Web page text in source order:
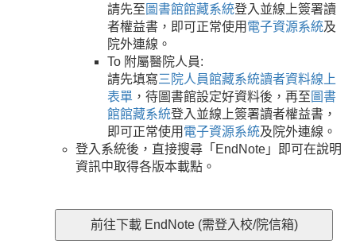
請先至 圖書館館藏系統登入並線上簽署讀
者權益書，即可正常使用 電子資源系統及
院外連線。
To 附屬醫院人員:
請先填寫三院人員館藏系統讀者資料線上
表單 ，待圖書館設定好資料後，再至 圖書
館館藏系統登入並線上簽署讀者權益書，
即可正常使用 電子資源系統及院外連線。
登入系統後，直接搜尋「EndNote」即可在說明
資訊中取得各版本載點。